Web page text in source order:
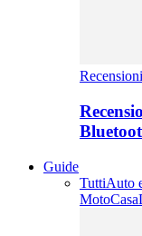
Recensioni
Guide
TuttiAuto
MotoCasa